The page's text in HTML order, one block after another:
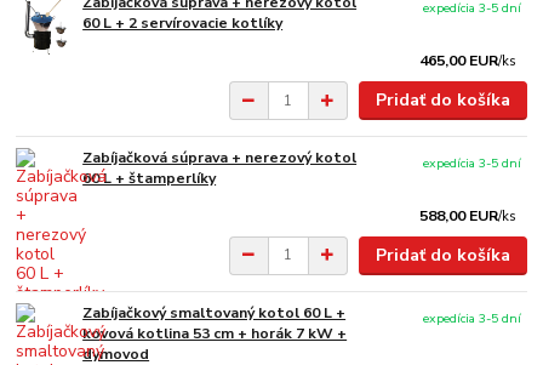
60 L + 2 servírovacie kotlíky
465,00 EUR/ks
expedícia 3-5 dní
Pridať do košíka
Zabíjačková súprava + nerezový kotol
60 L + štamperlíky
588,00 EUR/ks
expedícia 3-5 dní
Pridať do košíka
Zabíjačkový smaltovaný kotol 60 L +
kovová kotlina 53 cm + horák 7 kW +
dymovod
expedícia 3-5 dní